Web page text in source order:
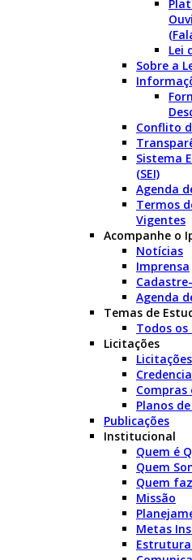
Lei
Sobre a
Conflito
Sistema
(SEI)
Agenda
Termos
Vigentes
Acompanhe o
Notícias
Imprensa
Agenda
Temas de
Todos os
Licitações
Compras
Planos
Publicações
Institucional
Quem é
Quem
Quem
Missão
Metas